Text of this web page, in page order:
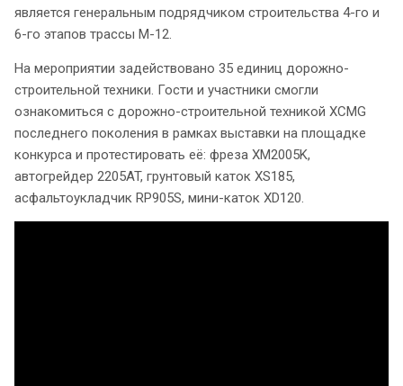
является генеральным подрядчиком строительства 4-го и
6-го этапов трассы М-12.
На мероприятии задействовано 35 единиц дорожно-
строительной техники. Гости и участники смогли
ознакомиться с дорожно-строительной техникой XCMG
последнего поколения в рамках выставки на площадке
конкурса и протестировать её: фреза XM2005K,
автогрейдер 2205AT, грунтовый каток XS185,
асфальтоукладчик RP905S, мини-каток XD120.